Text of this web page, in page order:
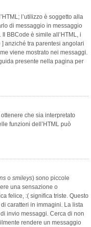
l’utilizzo è soggetto alla
di messaggio in messaggio
BBCode è simile all’HTML, i
anziché tra parentesi angolari
viene mostrato nei messaggi.
presente nella pagina per
che sia interpretato
funzioni dell’HTML può
o smileys) sono piccole
una sensazione o
felice, :( significa triste. Questo
caratteri in immagini. La lista
invio messaggi. Cerca di non
rendere un messaggio